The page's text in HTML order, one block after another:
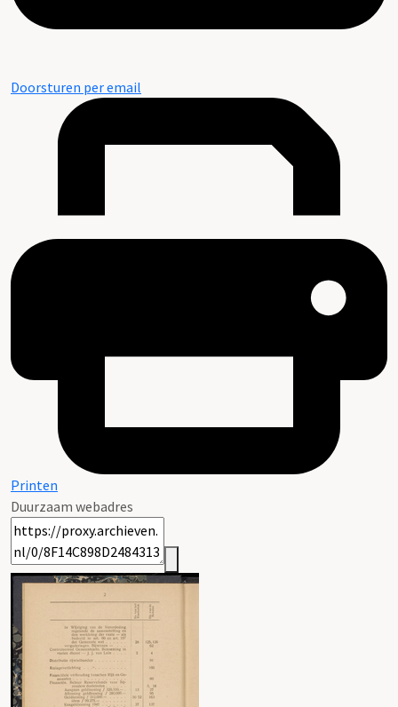
Doorsturen per email
Printen
Duurzaam webadres